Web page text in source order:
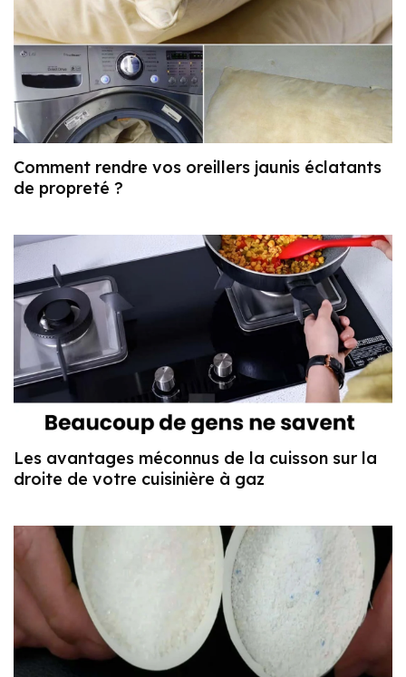
Comment rendre vos oreillers jaunis éclatants
de propreté ?
Les avantages méconnus de la cuisson sur la
droite de votre cuisinière à gaz